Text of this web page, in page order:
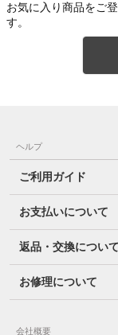
お気に入り商品をご
す。
ヘルプ
ご利用ガイド
お支払いについて
返品・交換について
お修理について
会社概要